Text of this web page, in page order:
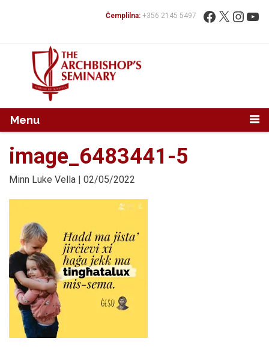
Fittex: Facebook
X
Ċemplilna: +356 2145 5497
Menu
image_6483441-5
Minn Luke Vella | 02/05/2022